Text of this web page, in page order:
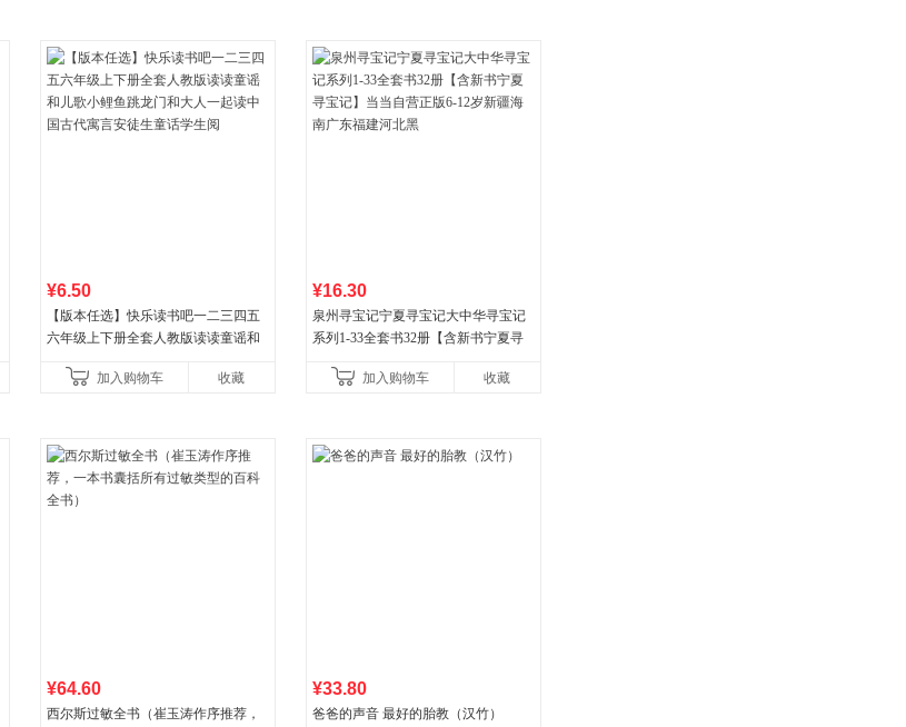
¥6.50
【版本任选】快乐读书吧一二三四五
六年级上下册全套人教版读读童谣和
古代寓言安徒生童话学生阅
加入购物车 收藏
¥16.30
泉州寻宝记宁夏寻宝记大中华寻宝记
系列1-33全套书32册【含新书宁夏寻
广东福建河北黑
加入购物车 收藏
¥64.60
西尔斯过敏全书（崔玉涛作序推荐，
¥33.80
爸爸的声音 最好的胎教（汉竹）